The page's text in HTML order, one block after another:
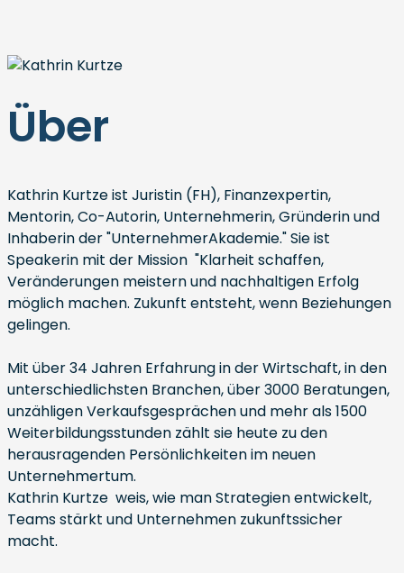
Über
Kathrin Kurtze ist Juristin (FH), Finanzexpertin,
Mentorin, Co-Autorin, Unternehmerin, Gründerin und
Inhaberin der "UnternehmerAkademie." Sie ist
Speakerin mit der Mission "Klarheit schaffen,
Veränderungen meistern und nachhaltigen Erfolg
möglich machen. Zukunft entsteht, wenn Beziehungen
gelingen.
Mit über 34 Jahren Erfahrung in der Wirtschaft, in den
unterschiedlichsten Branchen, über 3000 Beratungen,
unzähligen Verkaufsgesprächen und mehr als 1500
Weiterbildungsstunden zählt sie heute zu den
herausragenden Persönlichkeiten im neuen
Unternehmertum.
Kathrin Kurtze weis, wie man Strategien entwickelt,
Teams stärkt und Unternehmen zukunftssicher
macht.